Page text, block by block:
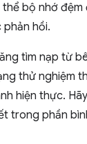
bộ nhớ đệm
hồi.
tìm nạp từ
thử nghiệm
hiện thực.
trong phần